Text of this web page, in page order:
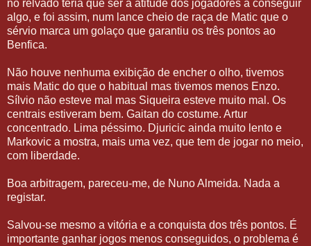
no relvado teria que ser a atitude dos jogadores a conseguir
algo, e foi assim, num lance cheio de raça de Matic que o
sérvio marca um golaço que garantiu os três pontos ao
Benfica.
Não houve nenhuma exibição de encher o olho, tivemos
mais Matic do que o habitual mas tivemos menos Enzo.
Sílvio não esteve mal mas Siqueira esteve muito mal. Os
centrais estiveram bem. Gaitan do costume. Artur
concentrado. Lima péssimo. Djuricic ainda muito lento e
Markovic a mostra, mais uma vez, que tem de jogar no meio,
com liberdade.
Boa arbitragem, pareceu-me, de Nuno Almeida. Nada a
registar.
Salvou-se mesmo a vitória e a conquista dos três pontos. É
importante ganhar jogos menos conseguidos, o problema é